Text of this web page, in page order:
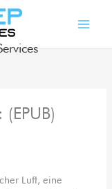
Luft, eine